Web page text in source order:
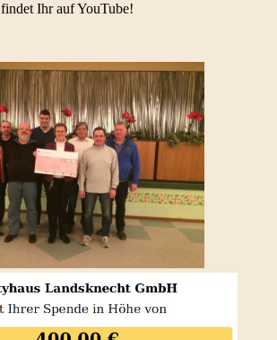
findet Ihr auf YouTube!